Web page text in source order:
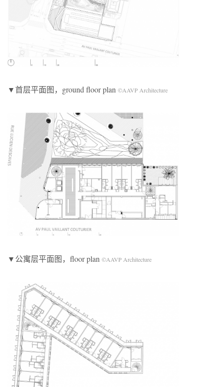
▼首层平面图，ground floor plan ©AAVP Architecture
▼公寓层平面图，floor plan ©AAVP Architecture